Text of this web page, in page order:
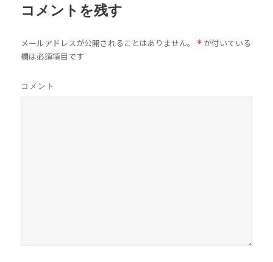
コメントを残す
メールアドレスが公開されることはありません。 * が付いている
欄は必須項目です
コメント